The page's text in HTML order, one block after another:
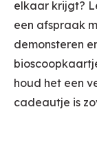
elkaar krijgt?
een afspraak
demonsteren
houd het een
cadeautje is